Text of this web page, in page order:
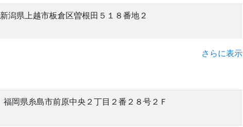
新潟県上越市板倉区曽根田５１８番地２
さらに表示
福岡県糸島市前原中央２丁目２番２８号２Ｆ